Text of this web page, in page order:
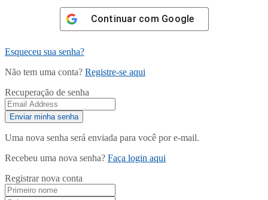
Continuar com Google
Esqueceu sua senha?
Não tem uma conta? Registre-se aqui
Recuperação de senha
Uma nova senha será enviada para você por e-mail.
Recebeu uma nova senha? Faça login aqui
Registrar nova conta